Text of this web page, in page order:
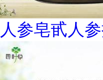
人参皂甙人